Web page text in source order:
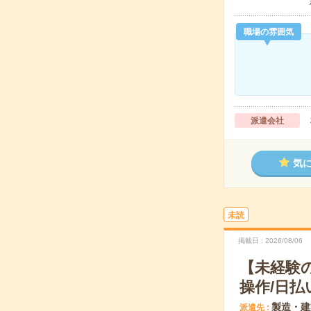
職場の雰囲気
派遣会社
気
未読
掲載日 2026/08/06
【未経
操作/日払
派遣先 製造・